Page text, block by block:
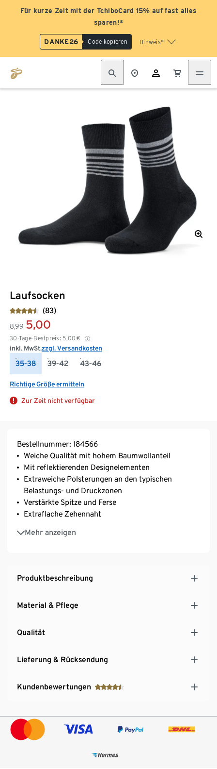
Für kurze Zeit mit der TchiboCard 15% auf fast alles
sparen!*
DANKE26 Code kopieren Hinweis*
Laufsocken
(83)
8,99 5,00
30-Tage-Bestpreis: 5,00 €
inkl. MwSt.zzgl. Versandkosten
35-38 39-42 43-46
Richtige Größe ermitteln
Zur Zeit nicht verfügbar
Bestellnummer: 184566
Weiche Qualität mit hohem Baumwollanteil
Mit reflektierenden Designelementen
Extraweiche Polsterungen an den typischen
Belastungs- und Druckzonen
Verstärkte Spitze und Ferse
Extraflache Zehennaht
Mehr anzeigen
Mit Markenelasthan: formbeständig, perfekter Sitz,
hoher Tragekomfort
Produktbeschreibung
Material & Pflege
Qualität
Lieferung & Rücksendung
Kundenbewertungen